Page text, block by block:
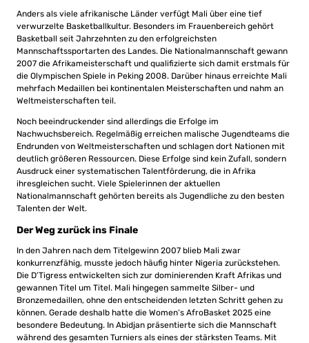
Anders als viele afrikanische Länder verfügt Mali über eine tief
verwurzelte Basketballkultur. Besonders im Frauenbereich gehört
Basketball seit Jahrzehnten zu den erfolgreichsten
Mannschaftssportarten des Landes. Die Nationalmannschaft gewann
2007 die Afrikameisterschaft und qualifizierte sich damit erstmals für
die Olympischen Spiele in Peking 2008. Darüber hinaus erreichte Mali
mehrfach Medaillen bei kontinentalen Meisterschaften und nahm an
Weltmeisterschaften teil.
Noch beeindruckender sind allerdings die Erfolge im
Nachwuchsbereich. Regelmäßig erreichen malische Jugendteams die
Endrunden von Weltmeisterschaften und schlagen dort Nationen mit
deutlich größeren Ressourcen. Diese Erfolge sind kein Zufall, sondern
Ausdruck einer systematischen Talentförderung, die in Afrika
ihresgleichen sucht. Viele Spielerinnen der aktuellen
Nationalmannschaft gehörten bereits als Jugendliche zu den besten
Talenten der Welt.
Der Weg zurück ins Finale
In den Jahren nach dem Titelgewinn 2007 blieb Mali zwar
konkurrenzfähig, musste jedoch häufig hinter Nigeria zurückstehen.
Die D’Tigress entwickelten sich zur dominierenden Kraft Afrikas und
gewannen Titel um Titel. Mali hingegen sammelte Silber- und
Bronzemedaillen, ohne den entscheidenden letzten Schritt gehen zu
können. Gerade deshalb hatte die Women’s AfroBasket 2025 eine
besondere Bedeutung. In Abidjan präsentierte sich die Mannschaft
während des gesamten Turniers als eines der stärksten Teams. Mit